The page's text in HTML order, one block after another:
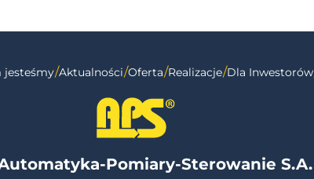
jesteśmy Aktualności Oferta Realizacje Dla Inwestorów
Pomiary-Sterowanie S.A.